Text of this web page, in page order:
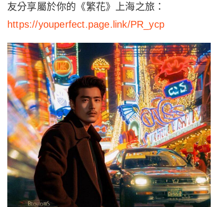
友分享屬於你的《繁花》上海之旅：
https://youperfect.page.link/PR_ycp